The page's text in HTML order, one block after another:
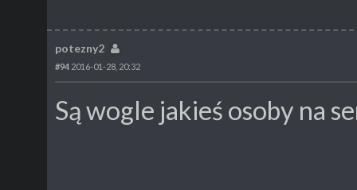
potezny2
#94 2016-01-28, 20:32
Są wogle jakieś osoby na